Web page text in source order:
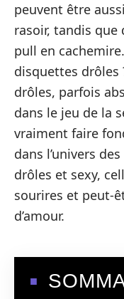
peuvent être
rasoir, tandis que
pull en
disquettes drôles
drôles, parfois
dans le jeu de la
vraiment faire
dans l’univers
drôles et sexy,
sourires et peut-
d’amour.